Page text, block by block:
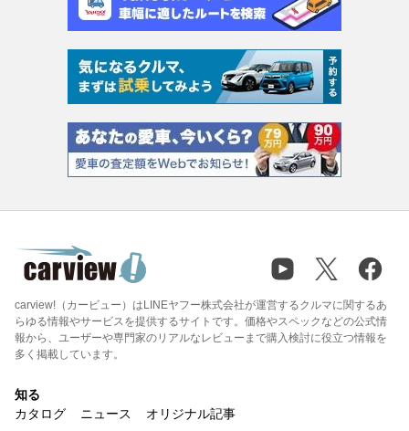
carview!（カービュー）はLINEヤフー株式会社が運営するクルマに関するあ
らゆる情報やサービスを提供するサイトです。価格やスペックなどの公式情
報から、ユーザーや専門家のリアルなレビューまで購入検討に役立つ情報を
多く掲載しています。
知る
カタログ
ニュース オリジナル記事